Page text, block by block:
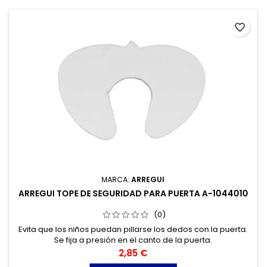
MARCA: ARREGUI
ARREGUI TOPE DE SEGURIDAD PARA PUERTA A-1044010
(0)
Evita que los niños puedan pillarse los dedos con la puerta.
Se fija a presión en el canto de la puerta.
Precio
2,85 €
favorite_border